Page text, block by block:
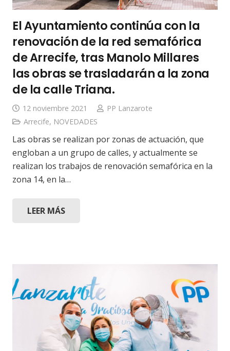
El Ayuntamiento continúa con la
renovación de la red semafórica
de Arrecife, tras Manolo Millares
las obras se trasladarán a la zona
de la calle Triana.
12 noviembre 2021
PP Lanzarote
Arrecife, NOVEDADES
Las obras se realizan por zonas de actuación, que
engloban a un grupo de calles, y actualmente se
realizan los trabajos de renovación semafórica en la
zona 14, en la…
LEER MÁS